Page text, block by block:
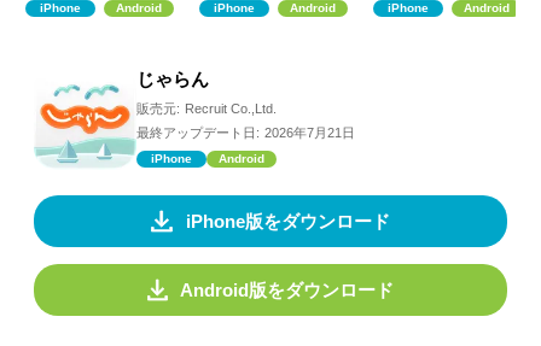
iPhone Android iPhone Android iPhone Android
じゃらん
販売元: Recruit Co.,Ltd.
最終アップデート日: 2026年7月21日
iPhone Android
iPhone版をダウンロード
Android版をダウンロード